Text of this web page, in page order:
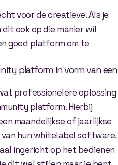
voor de creatieve. Als je
ook op die manier wil
goed platform om te
platform in vorm van een
professionelere oplossing
platform. Hierbij
maandelijkse of jaarlijkse
van hun whitelabel software.
ingericht op het bedienen